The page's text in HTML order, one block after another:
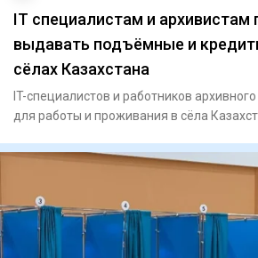
IT специалистам и
выдавать подъёмные и
сёлах Казахстана
IT-специалистов и работников
для работы и проживания в сёла